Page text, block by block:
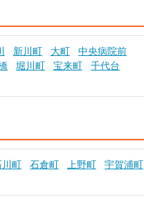
新川町 大町
中央病院前
堀川町 宝来町 千代台
川町 石倉町 上野町 宇賀浦町